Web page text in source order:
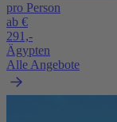
pro Person
ab €
291,-
Ägypten
Alle Angebote